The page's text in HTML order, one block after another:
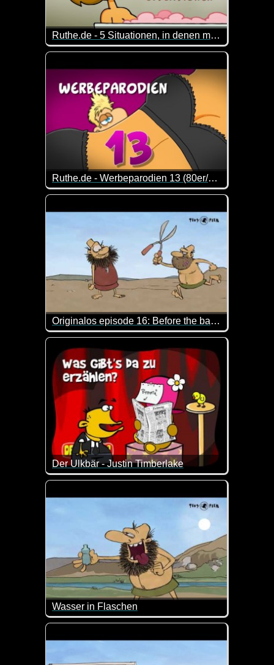
Ruthe.de - 5 Situationen, in denen man NICHT möchte, dass der Weihnachtsmann kommt
Das sind wirklich Situationen, in denen man den
Ruthe.de - Werbeparodien 13 (80er/90er Special)
Da werden Erinnerungen wach :-) Mit Sicherheit
Originalos episode 16: Before the barber shop
Das ist so blöd, dass man schon wieder lachen
Der Ulkbär - Justin Timberlake
Das ist ein total verrückter und durchgeknallter
Wasser in Flaschen
Da dachte er doch, dass das Wasser aus der